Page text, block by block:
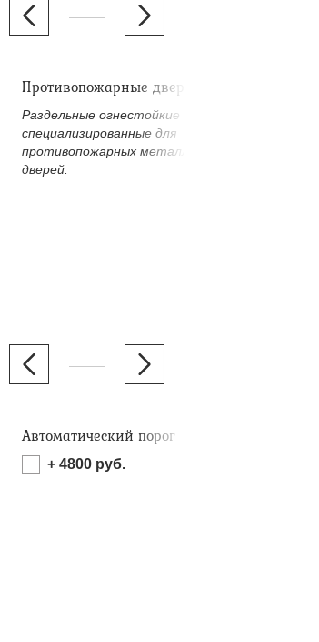
Противопожарные дверные ручки
Раздельные огнестойкие дверные ручки
специализированные для
противопожарных металлических
дверей.
Автоматический порог
+ 4800 руб.